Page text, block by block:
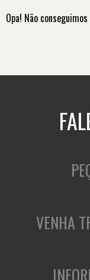
Opa! Não
VENHA